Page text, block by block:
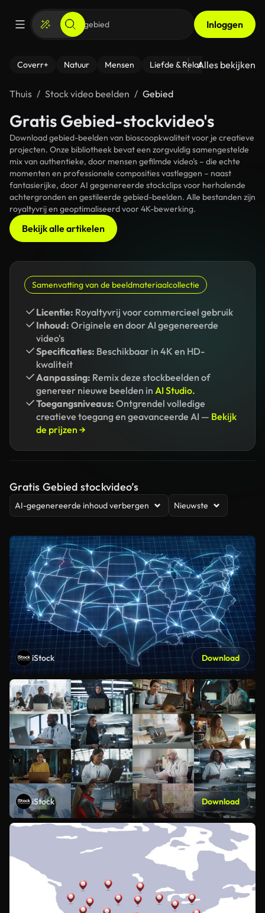
Inloggen
Coverr+ Natuur Mensen Liefde & Relaties - Fitness
Alles bekijken
Thuis Stock video beelden Gebied
Gratis Gebied-stockvideo's
Download gebied-beelden van bioscoopkwaliteit voor je creatieve
projecten. Onze bibliotheek bevat een zorgvuldig samengestelde
mix van authentieke, door mensen gefilmde video's – die echte
momenten en professionele composities vastleggen – naast
fantasierijke, door AI gegenereerde stockclips voor herhalende
achtergronden en gestileerde gebied-beelden. Alle bestanden zijn
royaltyvrij en geoptimaliseerd voor 4K-bewerking.
Bekijk alle artikelen
Samenvatting van de beeldmateriaalcollectie
Licentie: Royaltyvrij voor commercieel gebruik
Inhoud: Originele en door AI gegenereerde
video's
Specificaties: Beschikbaar in 4K en HD-
kwaliteit
Aanpassing: Remix deze stockbeelden of
genereer nieuwe beelden in AI Studio.
Toegangsniveaus: Ontgrendel volledige
creatieve toegang en geavanceerde AI — Bekijk
de prijzen →
Gratis Gebied stockvideo’s
AI-gegenereerde inhoud verbergen Nieuwste
iStock Download
iStock Download